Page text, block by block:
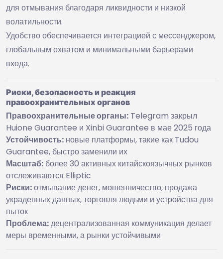
для отмывания благодаря ликвидности и низкой
волатильности.
Удобство обеспечивается интеграцией с мессенджером,
глобальным охватом и минимальными барьерами
входа.
Риски, безопасность и реакция
правоохранительных органов
Правоохранительные органы: Telegram закрыл
Huione Guarantee и Xinbi Guarantee в мае 2025 года
Устойчивость: новые платформы, такие как Tudou
Guarantee, быстро заменили их
Масштаб: более 30 активных китайскоязычных рынков
отслеживаются Elliptic
Риски:отмывание денег, мошенничество, продажа
украденных данных, торговля людьми и устройства для
пыток
Проблема:децентрализованная коммуникация делает
меры временными, а рынки устойчивыми